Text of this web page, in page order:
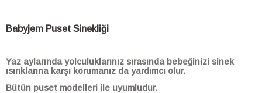
Babyjem Puset Sinekliği
Yaz aylarında yolculuklarınız sırasında bebeğinizi sinek
ısırıklarına karşı korumanız da yardımcı olur.
Bütün puset modelleri ile uyumludur.